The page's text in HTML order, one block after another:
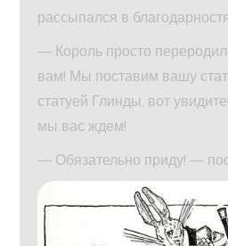
рассыпался в
— Король просто
вам! Мы поставим вашу
статуей Глинды, вот
мы вас ждем!
— Обязательно приду! —